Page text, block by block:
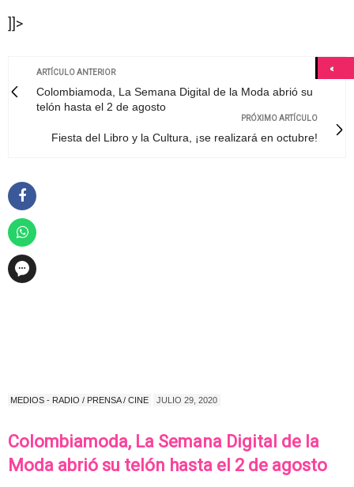
]]>
ARTÍCULO ANTERIOR
Colombiamoda, La Semana Digital de la Moda abrió su
telón hasta el 2 de agosto
PRÓXIMO ARTÍCULO
Fiesta del Libro y la Cultura, ¡se realizará en octubre!
MEDIOS - RADIO / PRENSA / CINE JULIO 29, 2020
Colombiamoda, La Semana Digital de la
Moda abrió su telón hasta el 2 de agosto